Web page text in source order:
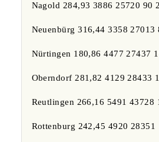
Nagold 284,93 3886 25720 90
Neuenbürg 316,44 3358 27013
Nürtingen 180,86 4477 27437
Oberndorf 281,82 4129 28433
Reutlingen 266,16 5491 43728
Rottenburg 242,45 4920 28351